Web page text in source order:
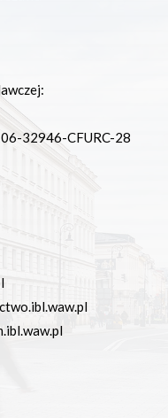
32946-CFURC-28